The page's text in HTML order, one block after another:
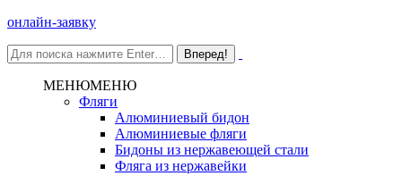
онлайн-заявку
МЕНЮМЕНЮ
Фляги
Алюминиевый бидон
Алюминиевые фляги
Бидоны из нержавеющей стали
Фляга из нержавейки